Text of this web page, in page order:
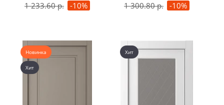
1 233.60 р. -10%
1 300.80 р. -10%
Новинка
Хит
Хит